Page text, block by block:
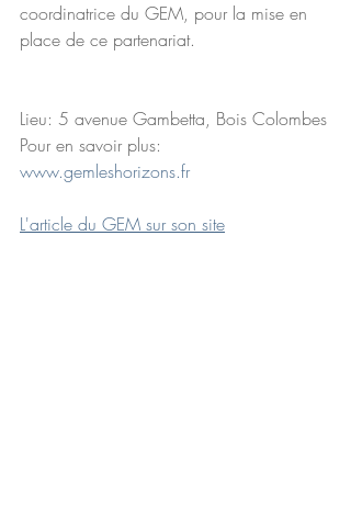
coordinatrice du GEM, pour la mise en
place de ce partenariat.
Lieu: 5 avenue Gambetta, Bois Colombes
Pour en savoir plus:
www.gemleshorizons.fr
L'article du GEM sur son site